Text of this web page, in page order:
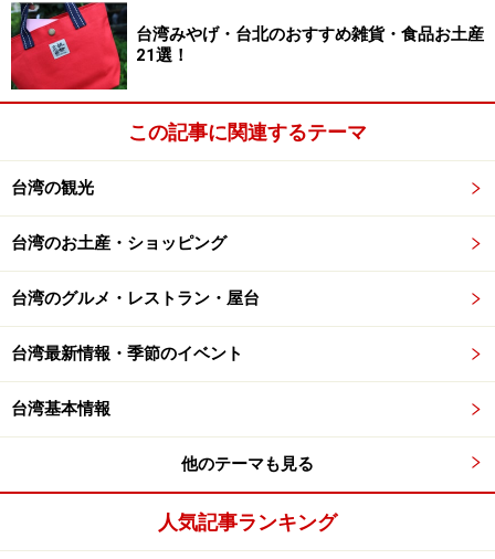
タクシーをチャーターして観光する場合は、日月潭一周
約4時間で1,200台湾元（約4,000円・2011年の相場）と
いう公定価格がありますが、ホテルによってはそれ以上
かかる場合もあるので必ず確認しましょう。タクシーは
1人で回るには割高ですが、人数が集まればバスの時間
ーは距離にかかわらずメーター制ではなく交渉制ですの
で、近距離でも値段を交渉の上決定します。
遊覧船の情報については、次のページからの日月潭おす
すめ観光スポット1をご覧ください。
日月潭の観光情報は＞＞＞日月潭公式サイト（日本語あ
り）へ
お得なパスで日月潭を楽しもう
台湾みやげ・台北のおすすめ雑貨・食品お土産
21選！
この記事に関連するテーマ
台湾の観光
台湾のお土産・ショッピング
台湾のグルメ・レストラン・屋台
台湾最新情報・季節のイベント
台湾基本情報
他のテーマも見る
人気記事ランキング